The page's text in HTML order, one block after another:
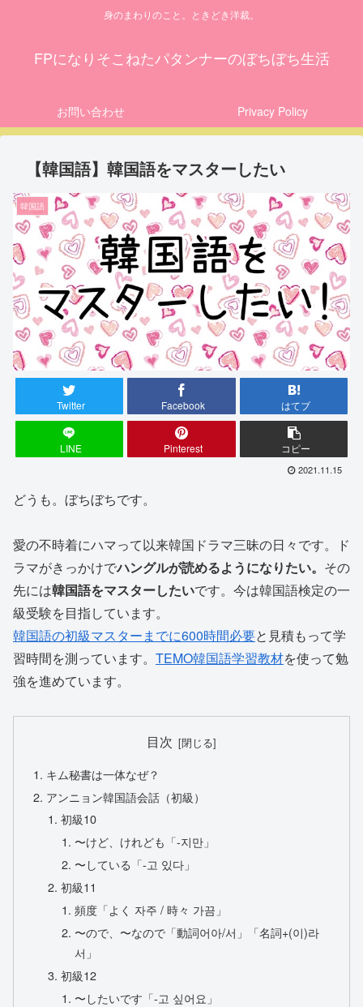
身のまわりのこと。ときどき洋裁。
FPになりそこねたパタンナーのぼちぼち生活
お問い合わせ Privacy Policy
【韓国語】韓国語をマスターしたい
韓国語
Twitter Facebook はてブ
LINE Pinterest コピー
2021.11.15
どうも。ぼちぼちです。
愛の不時着にハマって以来韓国ドラマ三昧の日々です。ド
ラマがきっかけでハングルが読めるようになりたい。 その
先には韓国語をマスターしたいです。今は韓国語検定の一
級受験を目指しています。
韓国語の初級マスターまでに600時間必要と見積もって学
習時間を測っています。 TEMO韓国語学習教材を使って勉
強を進めています。
目次
キム秘書は一体なぜ？
アンニョン韓国語会話（初級）
初級10
〜けど、けれども「-지만」
〜している「-고 있다」
初級11
頻度「よく 자주 / 時々 가끔」
〜ので、〜なので「動詞어아/서」「名詞+(이)라
서」
初級12
〜したいです「-고 싶어요」